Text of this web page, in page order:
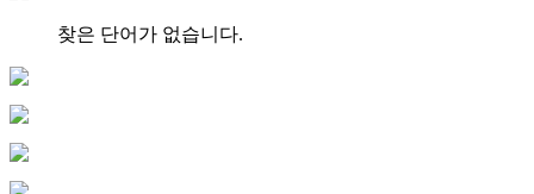
찾은 단어가 없습니다.